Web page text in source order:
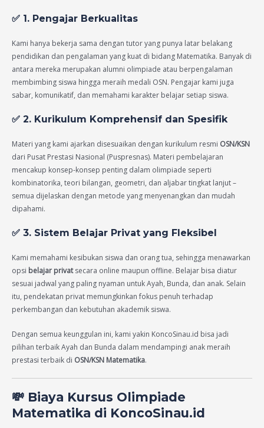
✅ 1. Pengajar Berkualitas
Kami hanya bekerja sama dengan tutor yang punya latar belakang
pendidikan dan pengalaman yang kuat di bidang Matematika. Banyak di
antara mereka merupakan alumni olimpiade atau berpengalaman
membimbing siswa hingga meraih medali OSN. Pengajar kami juga
sabar, komunikatif, dan memahami karakter belajar setiap siswa.
✅ 2. Kurikulum Komprehensif dan Spesifik
Materi yang kami ajarkan disesuaikan dengan kurikulum resmi OSN/KSN
dari Pusat Prestasi Nasional (Puspresnas). Materi pembelajaran
mencakup konsep-konsep penting dalam olimpiade seperti
kombinatorika, teori bilangan, geometri, dan aljabar tingkat lanjut –
semua dijelaskan dengan metode yang menyenangkan dan mudah
dipahami.
✅ 3. Sistem Belajar Privat yang Fleksibel
Kami memahami kesibukan siswa dan orang tua, sehingga menawarkan
opsi belajar privatsecara online maupun offline. Belajar bisa diatur
sesuai jadwal yang paling nyaman untuk Ayah, Bunda, dan anak. Selain
itu, pendekatan privat memungkinkan fokus penuh terhadap
perkembangan dan kebutuhan akademik siswa.
Dengan semua keunggulan ini, kami yakin KoncoSinau.id bisa jadi
pilihan terbaik Ayah dan Bunda dalam mendampingi anak meraih
prestasi terbaik di OSN/KSN Matematika.
💸 Biaya Kursus Olimpiade
Matematika di KoncoSinau.id